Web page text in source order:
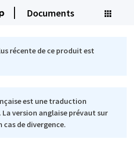
Documents
récente de ce produit est
est une traduction
version anglaise prévaut sur
cas de divergence.